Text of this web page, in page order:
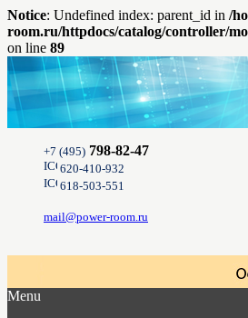
Notice: Undefined index: parent_id in /
room.ru/httpdocs/catalog/controller/
on line 89
+7 (495) 798-82-47
620-410-932
618-503-551
mail@power-room.ru
Menu